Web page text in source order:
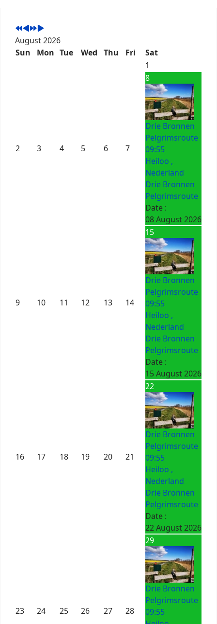
August 2026
Sun
Mon Tue Wed Thu Fri
Sat
1
2 3 4 5 6 7
8
Drie Bronnen
Pelgrimsroute
09:55
Heiloo ,
Nederland
Drie Bronnen
Pelgrimsroute
Date :
08 August 2026
9 10 11 12 13 14
15
Drie Bronnen
Pelgrimsroute
09:55
Heiloo ,
Nederland
Drie Bronnen
Pelgrimsroute
Date :
15 August 2026
16 17 18 19 20 21
22
Drie Bronnen
Pelgrimsroute
09:55
Heiloo ,
Nederland
Drie Bronnen
Pelgrimsroute
Date :
22 August 2026
23 24 25 26 27 28
29
Drie Bronnen
Pelgrimsroute
09:55